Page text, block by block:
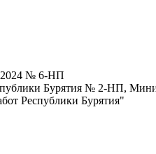
№ 6-НП
Бурятия № 2-НП,
Республики Бурятия"